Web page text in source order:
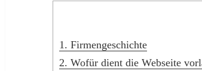
1. Firmengeschichte
2. Wofür dient die Webseite